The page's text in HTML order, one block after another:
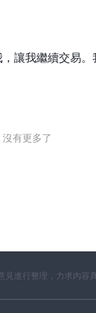
上市公司的奧地利
歐洲股票交易所
如 MSCI World
票差價合約。指數
特定資產的權利
讓我繼續交易
沒有更多了
見進行整理，力求內容